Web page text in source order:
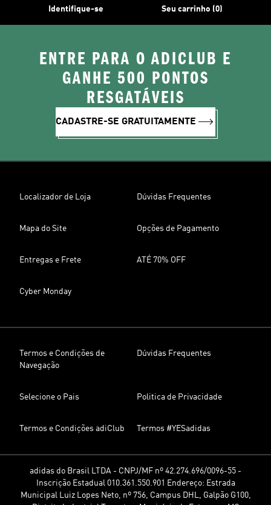
Identifique-se Seu carrinho (0)
ENTRE PARA O ADICLUB E
GANHE 500 PONTOS
RESGATÁVEIS
CADASTRE-SE GRATUITAMENTE
Localizador de Loja Dúvidas Frequentes
Mapa do Site Opções de Pagamento
Entregas e Frete ATÉ 70% OFF
Cyber Monday
Termos e Condições de
Navegação
Dúvidas Frequentes
Selecione o Pais Politica de Privacidade
Termos e Condições adiClub Termos #YESadidas
adidas do Brasil LTDA - CNPJ/MF nº 42.274.696/0096-55 -
Inscrição Estadual 010.361.550.901 Endereço: Estrada
Municipal Luiz Lopes Neto, nº 756, Campus DHL, Galpão G100,